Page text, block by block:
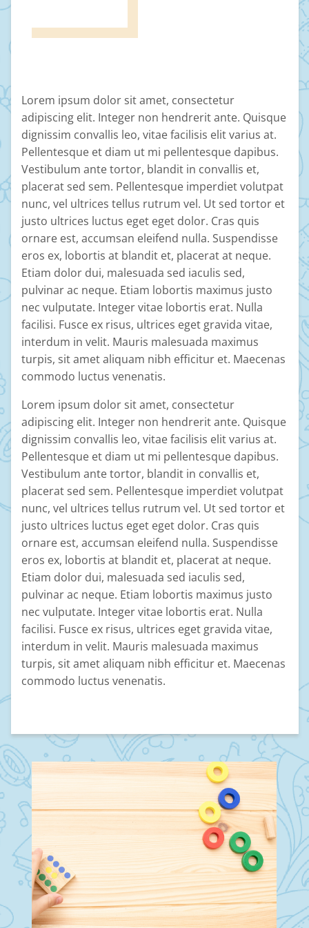
Lorem ipsum dolor sit amet, consectetur
adipiscing elit. Integer non hendrerit ante. Quisque
dignissim convallis leo, vitae facilisis elit varius at.
Pellentesque et diam ut mi pellentesque dapibus.
Vestibulum ante tortor, blandit in convallis et,
placerat sed sem. Pellentesque imperdiet volutpat
nunc, vel ultrices tellus rutrum vel. Ut sed tortor et
justo ultrices luctus eget eget dolor. Cras quis
ornare est, accumsan eleifend nulla. Suspendisse
eros ex, lobortis at blandit et, placerat at neque.
Etiam dolor dui, malesuada sed iaculis sed,
pulvinar ac neque. Etiam lobortis maximus justo
nec vulputate. Integer vitae lobortis erat. Nulla
facilisi. Fusce ex risus, ultrices eget gravida vitae,
interdum in velit. Mauris malesuada maximus
turpis, sit amet aliquam nibh efficitur et. Maecenas
commodo luctus venenatis.
Lorem ipsum dolor sit amet, consectetur
adipiscing elit. Integer non hendrerit ante. Quisque
dignissim convallis leo, vitae facilisis elit varius at.
Pellentesque et diam ut mi pellentesque dapibus.
Vestibulum ante tortor, blandit in convallis et,
placerat sed sem. Pellentesque imperdiet volutpat
nunc, vel ultrices tellus rutrum vel. Ut sed tortor et
justo ultrices luctus eget eget dolor. Cras quis
ornare est, accumsan eleifend nulla. Suspendisse
eros ex, lobortis at blandit et, placerat at neque.
Etiam dolor dui, malesuada sed iaculis sed,
pulvinar ac neque. Etiam lobortis maximus justo
nec vulputate. Integer vitae lobortis erat. Nulla
facilisi. Fusce ex risus, ultrices eget gravida vitae,
interdum in velit. Mauris malesuada maximus
turpis, sit amet aliquam nibh efficitur et. Maecenas
commodo luctus venenatis.